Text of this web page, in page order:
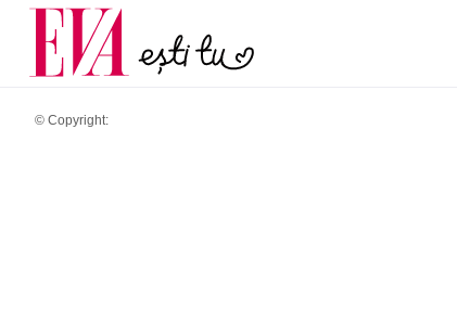
© Copyright:
Carieră
Actualitate